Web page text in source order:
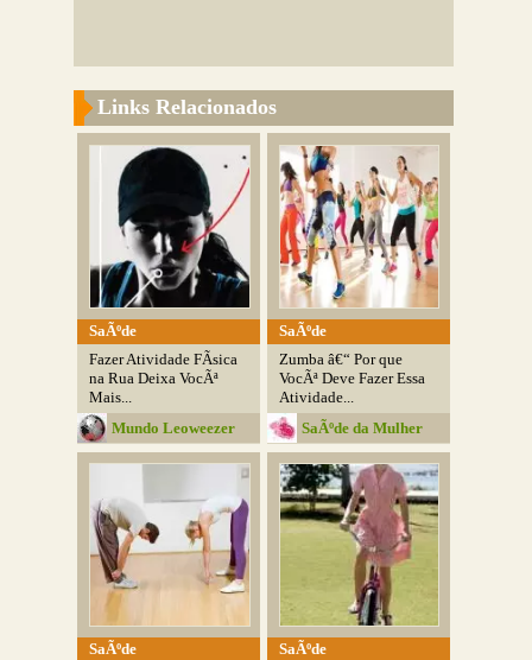
Links Relacionados
SaÃºde
Fazer Atividade FÃ­sica
na Rua Deixa VocÃª
Mais...
Mundo Leoweezer
SaÃºde
Zumba â€“ Por que
VocÃª Deve Fazer Essa
Atividade...
SaÃºde da Mulher
SaÃºde
SaÃºde